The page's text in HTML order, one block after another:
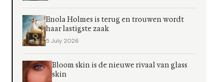
Enola Holmes is terug en trouwen wordt
haar lastigste zaak
5 July 2026
Bloom skin is de nieuwe rivaal van glass
skin